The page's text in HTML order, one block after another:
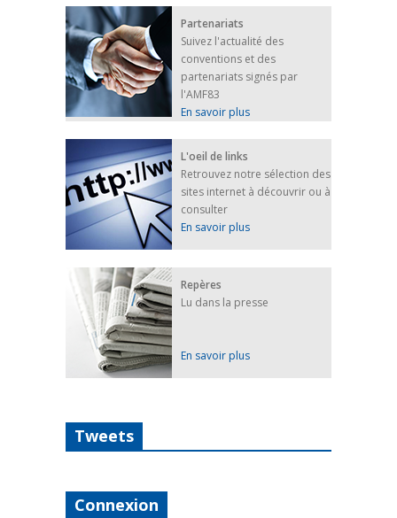
Partenariats
Suivez l'actualité des
conventions et des
partenariats signés par
l'AMF83
En savoir plus
L'oeil de links
Retrouvez notre sélection des
sites internet à découvrir ou à
consulter
En savoir plus
Repères
Lu dans la presse
En savoir plus
Tweets
Connexion